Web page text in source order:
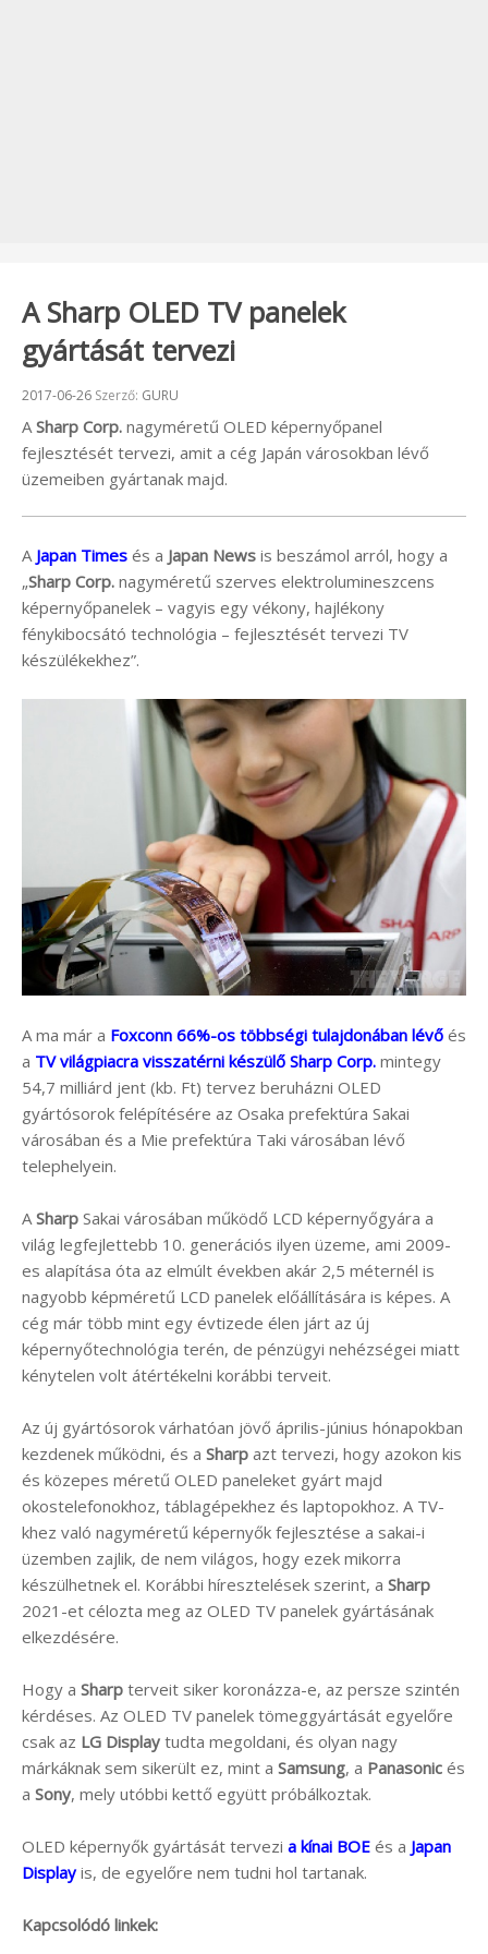
A Sharp OLED TV panelek
gyártását tervezi
Beküldve:
2017-06-26 Szerző: GURU
A Sharp Corp. nagyméretű OLED képernyőpanel
fejlesztését tervezi, amit a cég Japán városokban lévő
üzemeiben gyártanak majd.
A Japan Times és a Japan News is beszámol arról, hogy a
„Sharp Corp. nagyméretű szerves elektrolumineszcens
képernyőpanelek – vagyis egy vékony, hajlékony
fénykibocsátó technológia – fejlesztését tervezi TV
készülékekhez”.
A ma már a Foxconn 66%-os többségi tulajdonában lévő és
a TV világpiacra visszatérni készülő Sharp Corp. mintegy
54,7 milliárd jent (kb. Ft) tervez beruházni OLED
gyártósorok felépítésére az Osaka prefektúra Sakai
városában és a Mie prefektúra Taki városában lévő
telephelyein.
A Sharp Sakai városában működő LCD képernyőgyára a
világ legfejlettebb 10. generációs ilyen üzeme, ami 2009-
es alapítása óta az elmúlt években akár 2,5 méternél is
nagyobb képméretű LCD panelek előállítására is képes. A
cég már több mint egy évtizede élen járt az új
képernyőtechnológia terén, de pénzügyi nehézségei miatt
kénytelen volt átértékelni korábbi terveit.
Az új gyártósorok várhatóan jövő április-június hónapokban
kezdenek működni, és a Sharp azt tervezi, hogy azokon kis
és közepes méretű OLED paneleket gyárt majd
okostelefonokhoz, táblagépekhez és laptopokhoz. A TV-
khez való nagyméretű képernyők fejlesztése a sakai-i
üzemben zajlik, de nem világos, hogy ezek mikorra
készülhetnek el. Korábbi híresztelések szerint, a Sharp
2021-et célozta meg az OLED TV panelek gyártásának
elkezdésére.
Hogy a Sharp terveit siker koronázza-e, az persze szintén
kérdéses. Az OLED TV panelek tömeggyártását egyelőre
csak az LG Display tudta megoldani, és olyan nagy
márkáknak sem sikerült ez, mint a Samsung, a Panasonic és
a Sony, mely utóbbi kettő együtt próbálkoztak.
OLED képernyők gyártását tervezi a kínai BOE és a Japan
Displayis, de egyelőre nem tudni hol tartanak.
Kapcsolódó linkek: